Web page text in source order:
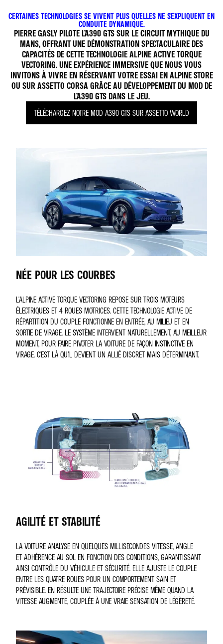
CERTAINES TECHNOLOGIES SE VIVENT PLUS QU'ELLES NE S'EXPLIQUENT EN
CONDUITE DYNAMIQUE.
PIERRE GASLY PILOTE L’A390 GTS SUR LE CIRCUIT MYTHIQUE DU
MANS, OFFRANT UNE DÉMONSTRATION SPECTACULAIRE DES
CAPACITÉS DE CETTE TECHNOLOGIE ALPINE ACTIVE TORQUE
VECTORING. UNE EXPÉRIENCE IMMERSIVE QUE NOUS VOUS
INVITONS À VIVRE EN RÉSERVANT VOTRE ESSAI EN ALPINE STORE
OU SUR ASSETTO CORSA GRÂCE AU DÉVELOPPEMENT DU MOD DE
L’A390 GTS DANS LE JEU.
TÉLÉCHARGEZ NOTRE MOD A390 GTS SUR ASSETTO WORLD
NÉE POUR LES COURBES
L'ALPINE ACTIVE TORQUE VECTORING REPOSE SUR TROIS MOTEURS
ÉLECTRIQUES ET 4 ROUES MOTRICES. CETTE TECHNOLOGIE ACTIVE DE
RÉPARTITION DU COUPLE FONCTIONNE EN ENTRÉE, AU MILIEU ET EN
SORTIE DE VIRAGE. LE SYSTÈME INTERVIENT NATURELLEMENT, AU MEILLEUR
MOMENT, POUR FAIRE PIVOTER LA VOITURE DE FAÇON INSTINCTIVE EN
VIRAGE. C'EST LÀ QU’IL DEVIENT UN ALLIÉ DISCRET MAIS DÉTERMINANT.
AGILITÉ ET STABILITÉ
LA VOITURE ANALYSE EN QUELQUES MILLISECONDES VITESSE, ANGLE
ET ADHÉRENCE AU SOL EN FONCTION DES CONDITIONS, GARANTISSANT
AINSI CONTRÔLE DU VÉHICULE ET SÉCURITÉ. ELLE AJUSTE LE COUPLE
ENTRE LES QUATRE ROUES POUR UN COMPORTEMENT SAIN ET
PRÉVISIBLE. EN RÉSULTE UNE TRAJECTOIRE PRÉCISE MÊME QUAND LA
VITESSE AUGMENTE, COUPLÉE À UNE VRAIE SENSATION DE LÉGÈRETÉ.